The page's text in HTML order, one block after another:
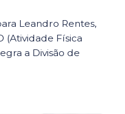
Leandro Rentes,
(Atividade Física
a Divisão de